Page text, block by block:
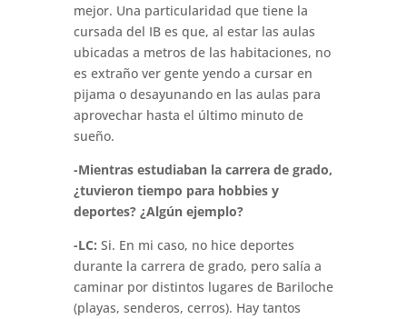
mejor. Una particularidad que tiene la
cursada del IB es que, al estar las aulas
ubicadas a metros de las habitaciones, no
es extraño ver gente yendo a cursar en
pijama o desayunando en las aulas para
aprovechar hasta el último minuto de
sueño.
-Mientras estudiaban la carrera de grado,
¿tuvieron tiempo para hobbies y
deportes? ¿Algún ejemplo?
-LC: Si. En mi caso, no hice deportes
durante la carrera de grado, pero salía a
caminar por distintos lugares de Bariloche
(playas, senderos, cerros). Hay tantos